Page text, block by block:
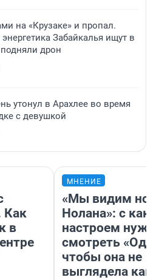
на «Крузаке» и пропал.
Забайкалья ищут в
дрон
утонул в Арахлее во время
с девушкой
Как
в
МНЕНИЕ
«Мы видим
Нолана»: с
настроем
смотреть
чтобы она не
выглядела как